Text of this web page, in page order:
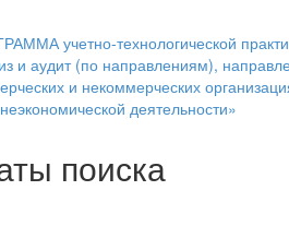
учетно-технологической
и аудит (по направлениям),
и некоммерческих
деятельности»
поиска